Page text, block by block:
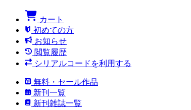
カート
初めての方
お知らせ
閲覧履歴
シリアルコードを利用する
無料・セール作品
新刊一覧
新刊雑誌一覧